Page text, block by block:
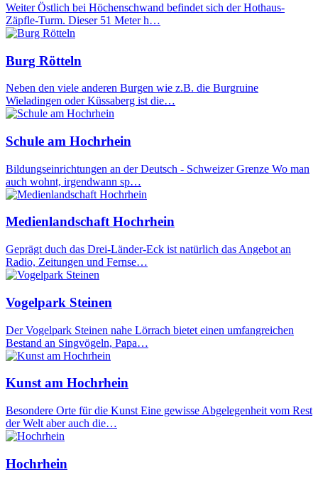
Weiter Östlich bei Höchenschwand befindet sich der Hothaus-
Zäpfle-Turm. Dieser 51 Meter h…
Burg Rötteln
Neben den viele anderen Burgen wie z.B. die Burgruine
Wieladingen oder Küssaberg ist die…
Schule am Hochrhein
Bildungseinrichtungen an der Deutsch - Schweizer Grenze Wo man
auch wohnt, irgendwann sp…
Medienlandschaft Hochrhein
Geprägt duch das Drei-Länder-Eck ist natürlich das Angebot an
Radio, Zeitungen und Fernse…
Vogelpark Steinen
Der Vogelpark Steinen nahe Lörrach bietet einen umfangreichen
Bestand an Singvögeln, Papa…
Kunst am Hochrhein
Besondere Orte für die Kunst Eine gewisse Abgelegenheit vom Rest
der Welt aber auch die…
Hochrhein